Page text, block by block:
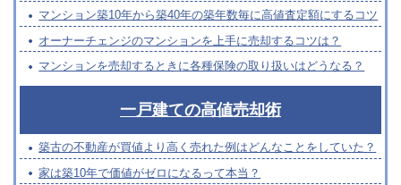
マンション築10年から築40年の築年数毎に高値査定額にするコツ
オーナーチェンジのマンションを上手に売却するコツは？
マンションを売却するときに各種保険の取り扱いはどうなる？
一戸建ての高値売却術
築古の不動産が買値より高く売れた例はどんなことをしていた？
家は築10年で価値がゼロになるって本当？